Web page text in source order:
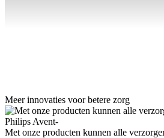
Meer innovaties voor betere zorg
Philips Avent-
Met onze producten kunnen alle